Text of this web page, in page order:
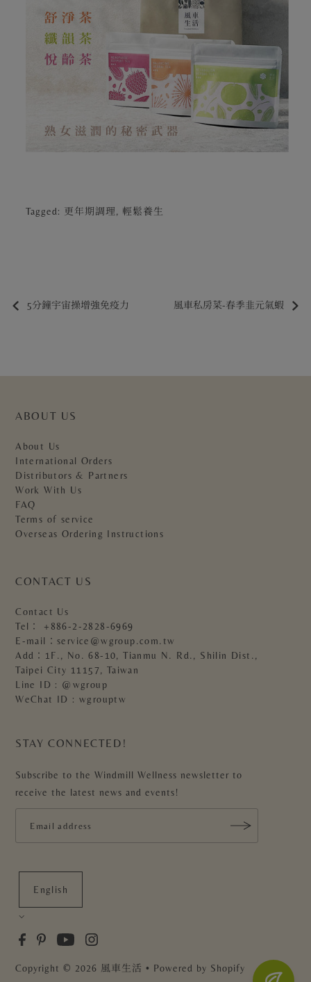
Tagged: 更年期調理, 輕鬆養生
5分鐘宇宙操增強免疫力 風車私房菜-春季韭元氣蝦
ABOUT US
About Us
International Orders
Distributors & Partners
Work With Us
FAQ
Terms of service
Overseas Ordering Instructions
CONTACT US
Contact Us
Tel：
+886-2-2828-6969
E-mail：service@wgroup.com.tw
Add：1F., No. 68-10, Tianmu N. Rd., Shilin Dist.,
Taipei City 11157, Taiwan
Line ID : @wgroup
WeChat ID : wgrouptw
STAY CONNECTED!
Subscribe to the Windmill Wellness newsletter to
receive the latest news and events!
Copyright© 2026 風車生活 • Powered by Shopify
English